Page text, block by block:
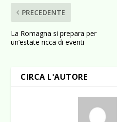
PRECEDENTE
La Romagna si prepara per
un’estate ricca di eventi
CIRCA L'AUTORE